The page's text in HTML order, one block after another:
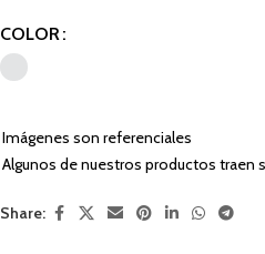
COLOR
Imágenes son referenciales
Algunos de nuestros productos traen
Share: